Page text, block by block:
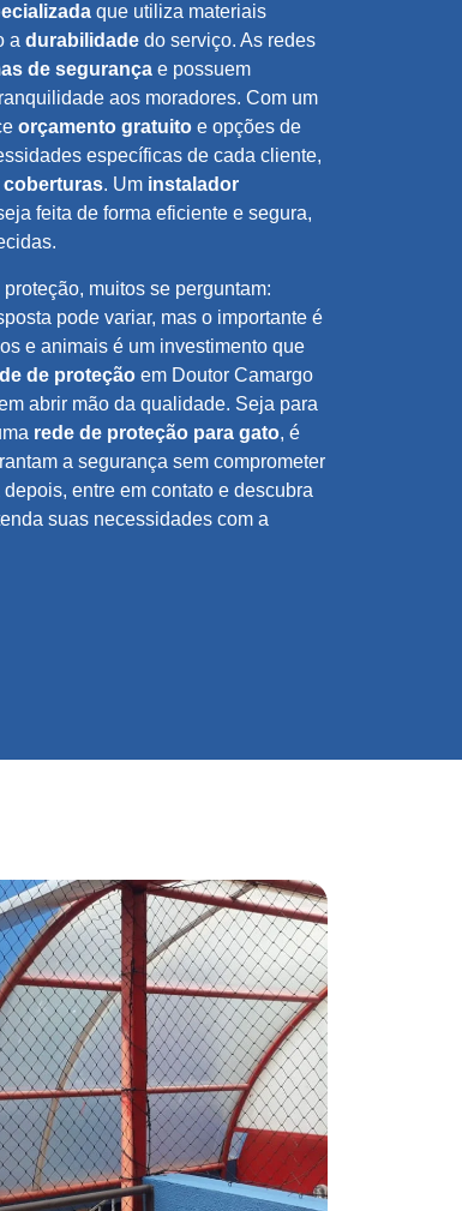
que utiliza materiais
a durabilidade do serviço. As redes
de segurança e possuem
aos moradores. Com um
orçamento gratuito e opções de
específicas de cada cliente,
coberturas. Um instalador
feita de forma eficiente e segura,
muitos se perguntam:
pode variar, mas o importante é
e animais é um investimento que
de proteção em Doutor Camargo
abrir mão da qualidade. Seja para
rede de proteção para gato, é
a segurança sem comprometer
entre em contato e descubra
suas necessidades com a